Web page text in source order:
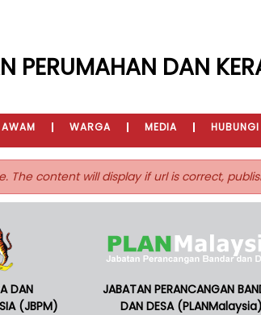
PERUMAHAN DAN
AWAM WARGA MEDIA
The content will display if url is correct,
DAN
(JBPM)
JABATAN PERANCANGAN
DAN DESA (PLANMalaysia)